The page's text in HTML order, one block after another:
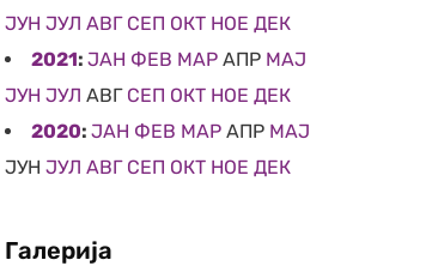
ЈУН ЈУЛ АВГ СЕП ОКТ НОЕ ДЕК
2021: ЈАН ФЕВ МАР АПР МАЈ
ЈУН ЈУЛ АВГ СЕП ОКТ НОЕ ДЕК
2020: ЈАН ФЕВ МАР АПР МАЈ
ЈУН ЈУЛ АВГ СЕП ОКТ НОЕ ДЕК
Галерија